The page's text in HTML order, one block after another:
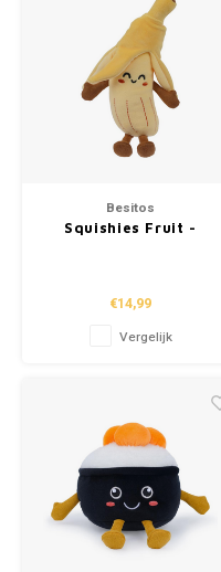
Besitos
Squishies Fruit -
€14,99
Vergelijk